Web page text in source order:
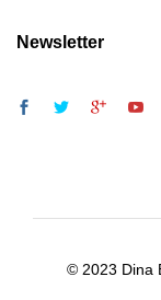
Newsletter
© 2023 Dina